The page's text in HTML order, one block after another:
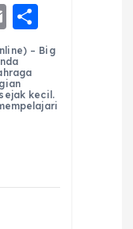
E
m
ai
l
h
re
– Big
kecil.